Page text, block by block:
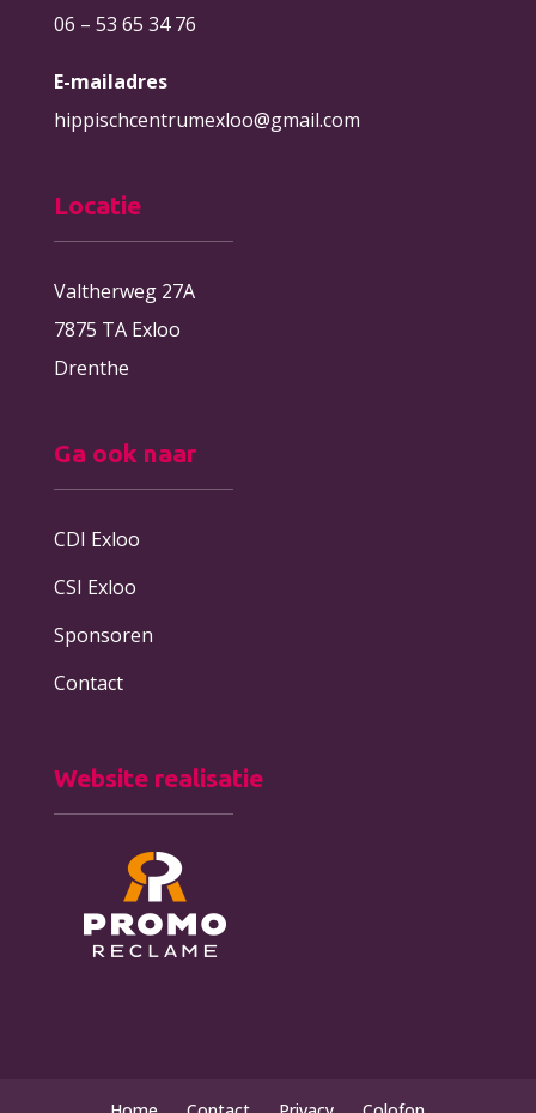
06 – 53 65 34 76
E-mailadres
hippischcentrumexloo@gmail.com
Locatie
Valtherweg 27A
7875 TA Exloo
Drenthe
Ga ook naar
CDI Exloo
CSI Exloo
Sponsoren
Contact
Website realisatie